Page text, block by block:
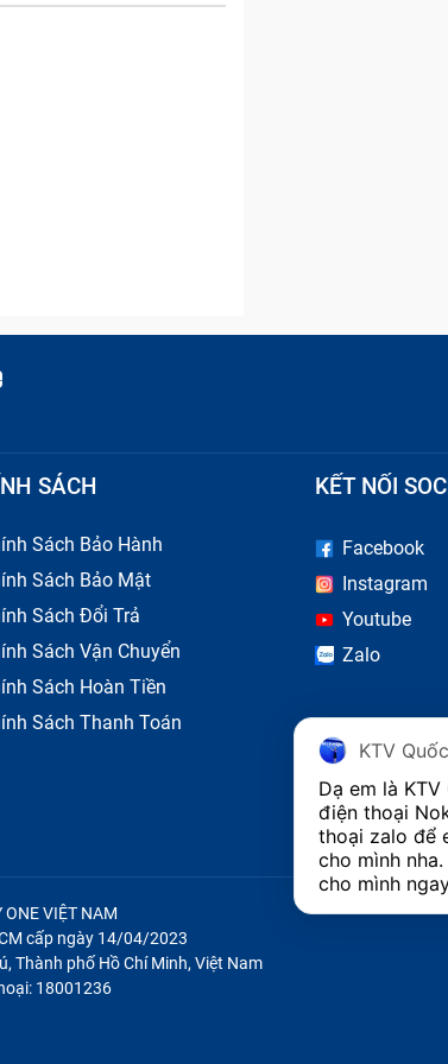
từng bước thực hiện.
quyết định có mang
kỹ thuật tiến hành
ra nhân viên sẽ làm
tên vào toàn bộ các linh
thế cho main đã bị hư
SÁCH
Sách Bảo Hành
Sách Bảo Mật
Sách Đổi Trả
Sách Vận Chuyển
Sách Hoàn Tiền
Sách Thanh Toán
KẾT NỐI
Facebook
Instagram
Youtube
Zalo
ONE VIỆT NAM
cấp ngày 14/04/2023
Thành phố Hồ Chí Minh, Việt Nam
18001236
KTV
Dạ em là
điện thoại
thoại zalo để
cho mình
cho mình